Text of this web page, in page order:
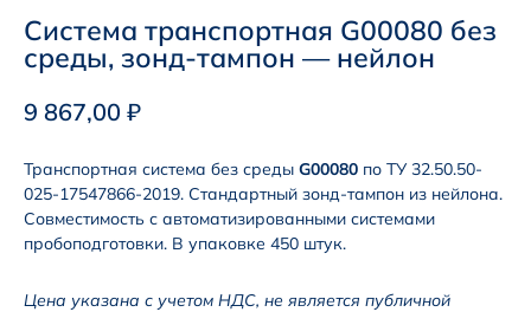
Система транспортная G00080 без
среды, зонд-тампон — нейлон
9 867,00 ₽
Транспортная система без среды G00080 по ТУ 32.50.50-
025-17547866-2019. Стандартный зонд-тампон из нейлона.
Совместимость с автоматизированными системами
пробоподготовки. В упаковке 450 штук.
Цена указана с учетом НДС, не является публичной